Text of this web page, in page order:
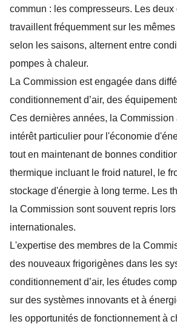
commun : les compresseurs. Les
travaillent fréquemment sur les
selon les saisons, alternent entre
pompes à chaleur.
La Commission est engagée dans
conditionnement d’air, des
Ces dernières années, la Commission
intérêt particulier pour l'économie
tout en maintenant de bonnes
thermique incluant le froid naturel, le
stockage d'énergie à long terme. Les
la Commission sont souvent repris
internationales.
L'expertise des membres de la
des nouveaux frigorigènes dans les
conditionnement d’air, les études
sur des systèmes innovants et à
les opportunités de fonctionnement à